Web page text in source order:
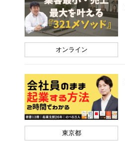
オンライン
東京都